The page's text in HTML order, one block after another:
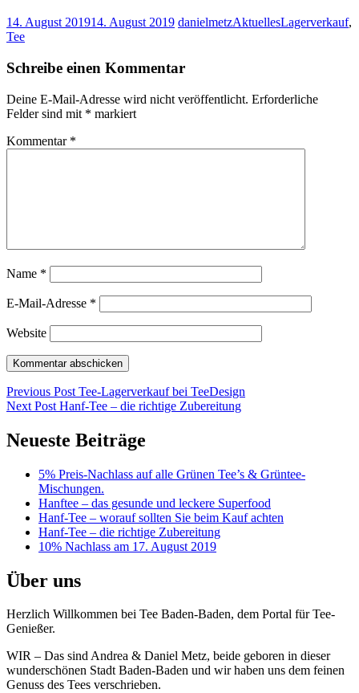
14. August 201914. August 2019 danielmetzAktuellesLagerverkauf,
Tee
Schreibe einen Kommentar
Deine E-Mail-Adresse wird nicht veröffentlicht. Erforderliche
Felder sind mit * markiert
Kommentar *
Name *
E-Mail-Adresse *
Website
Beitragsnavigation
Previous Post Tee-Lagerverkauf bei TeeDesign
Next Post Hanf-Tee – die richtige Zubereitung
Neueste Beiträge
5% Preis-Nachlass auf alle Grünen Tee’s & Grüntee-
Mischungen.
Hanftee – das gesunde und leckere Superfood
Hanf-Tee – worauf sollten Sie beim Kauf achten
Hanf-Tee – die richtige Zubereitung
10% Nachlass am 17. August 2019
Über uns
Herzlich Willkommen bei Tee Baden-Baden, dem Portal für Tee-
Genießer.
WIR – Das sind Andrea & Daniel Metz, beide geboren in dieser
wunderschönen Stadt Baden-Baden und wir haben uns dem feinen
Genuss des Tees verschrieben.